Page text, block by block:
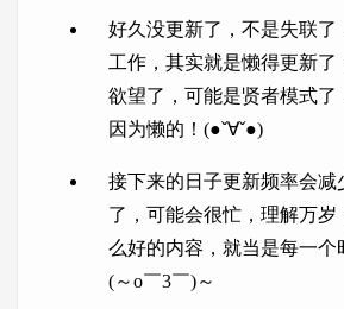
好久没更新了，不是失联了
工作，其实就是懒得更新了
欲望了，可能是贤者模式了
因为懒的！(●ˇ∀ˇ●)
接下来的日子更新频率会减
了，可能会很忙，理解万岁
么好的内容，就当是每一个
(～o￣3￣)～